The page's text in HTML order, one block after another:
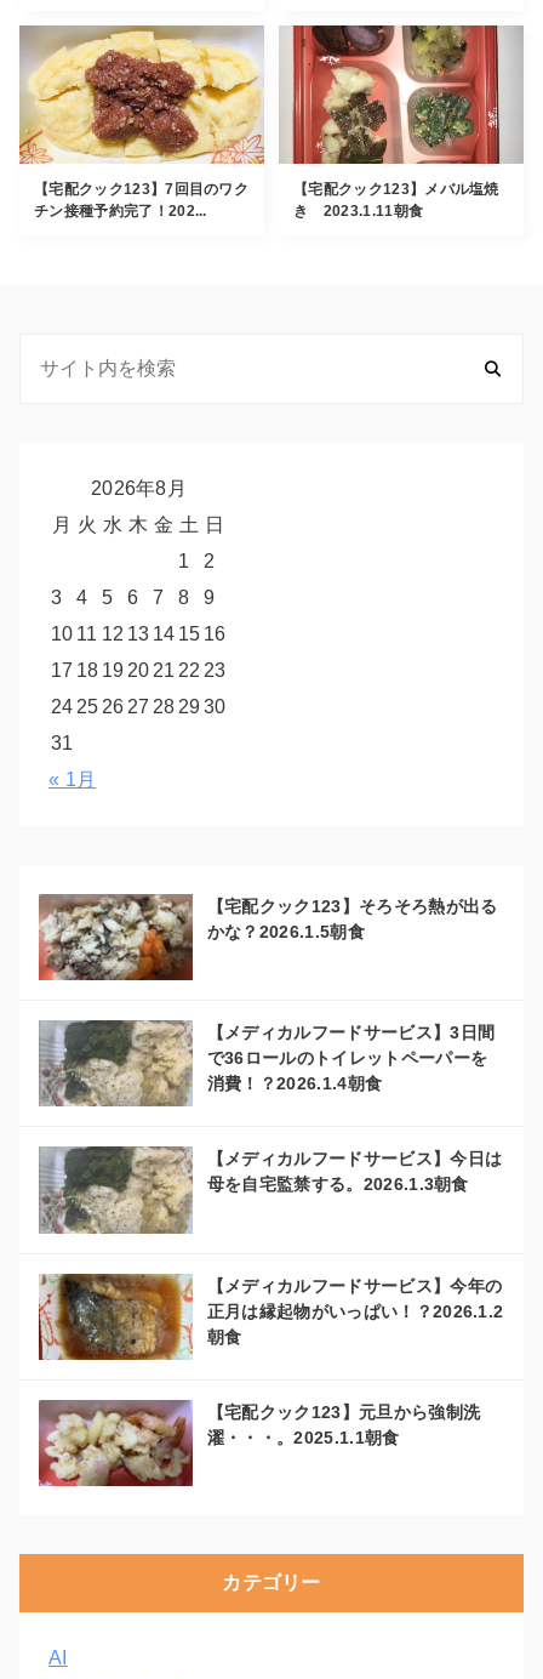
【宅配クック123】7回目のワク
チン接種予約完了！202...
【宅配クック123】メバル塩焼
き 2023.1.11朝食
2026年8月
月 火 水 木 金 土 日
1
2
3
4 5 6 7 8
9
10 11 12 13 14 15 16
17 18 19 20 21 22 23
24 25 26 27 28 2930
31
« 1月
【宅配クック123】そろそろ熱が出る
かな？2026.1.5朝食
【メディカルフードサービス】3日間
で36ロールのトイレットペーパーを
消費！？2026.1.4朝食
【メディカルフードサービス】今日は
母を自宅監禁する。2026.1.3朝食
【メディカルフードサービス】今年の
正月は縁起物がいっぱい！？2026.1.2
朝食
【宅配クック123】元旦から強制洗
濯・・・。2025.1.1朝食
カテゴリー
AI